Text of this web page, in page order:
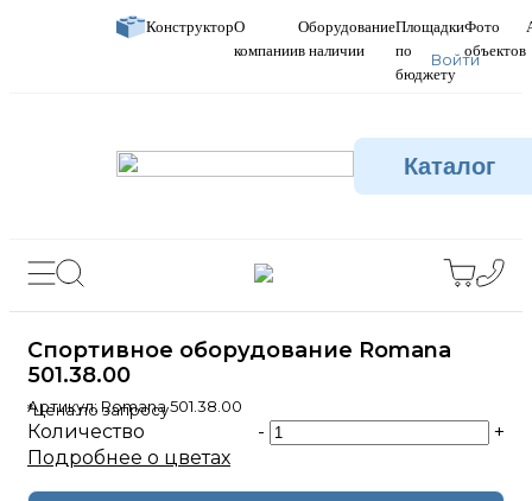
КонструкторО
компании
Оборудование
в наличии
Площадки
по
бюджету
Фото
объектов
Войти
Каталог
Спортивное оборудование Romana
501.38.00
Артикул: Romana 501.38.00
*Цена по запросу
Количество -
+
Подробнее о цветах